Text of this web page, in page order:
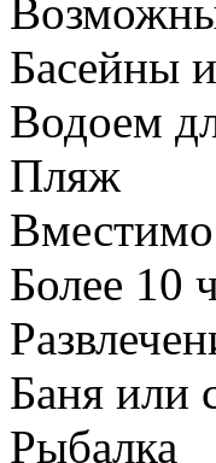
Басейны
Водоем
Пляж
Более 10
Баня или
Рыбалка